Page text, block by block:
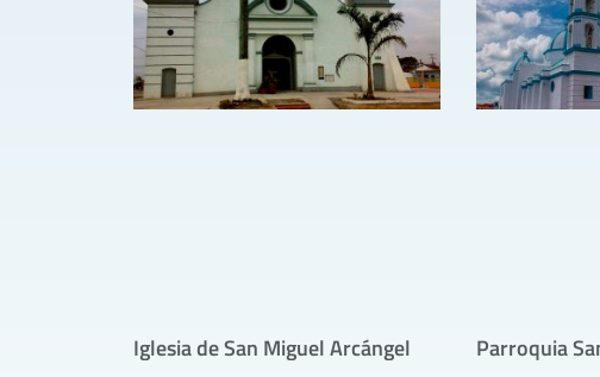
Iglesia de San Miguel Arcángel Parroquia